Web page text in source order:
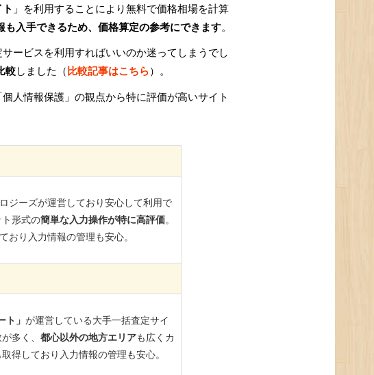
」を利用することにより無料で価格相場を計算
入手できるため、価格算定の参考にできます。
ービスを利用すればいいのか迷ってしまうでし
較しました（比較記事はこちら）。
人情報保護」の観点から特に評価が高いサイト